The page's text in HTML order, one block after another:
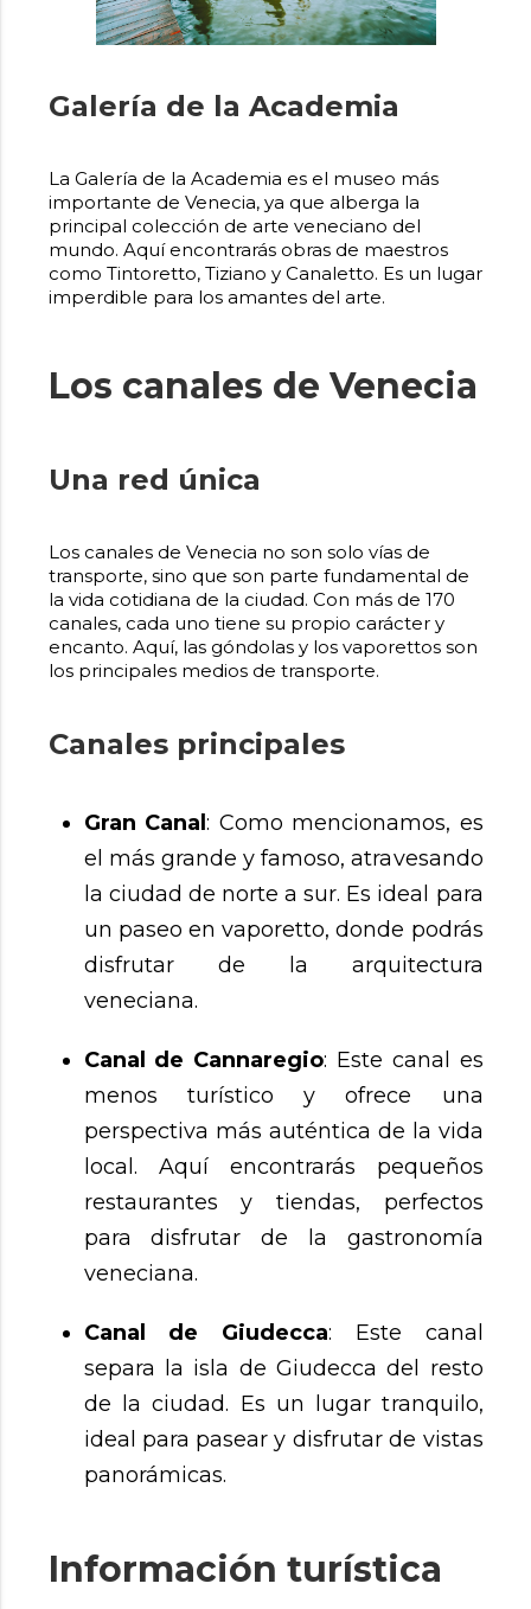
Galería de la Academia
La Galería de la Academia es el museo más
importante de Venecia, ya que alberga la
principal colección de arte veneciano del
mundo. Aquí encontrarás obras de maestros
como Tintoretto, Tiziano y Canaletto. Es un lugar
imperdible para los amantes del arte.
Los canales de Venecia
Una red única
Los canales de Venecia no son solo vías de
transporte, sino que son parte fundamental de
la vida cotidiana de la ciudad. Con más de 170
canales, cada uno tiene su propio carácter y
encanto. Aquí, las góndolas y los vaporettos son
los principales medios de transporte.
Canales principales
Gran Canal : Como mencionamos, es
el más grande y famoso, atravesando
la ciudad de norte a sur. Es ideal para
un paseo en vaporetto, donde podrás
disfrutar de la arquitectura
veneciana.
Canal de Cannaregio: Este canal es
menos turístico y ofrece una
perspectiva más auténtica de la vida
local. Aquí encontrarás pequeños
restaurantes y tiendas, perfectos
para disfrutar de la gastronomía
veneciana.
Canal de Giudecca: Este canal
separa la isla de Giudecca del resto
de la ciudad. Es un lugar tranquilo,
ideal para pasear y disfrutar de vistas
panorámicas.
Información turística